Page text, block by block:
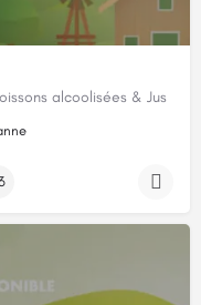
alcoolisées & Jus